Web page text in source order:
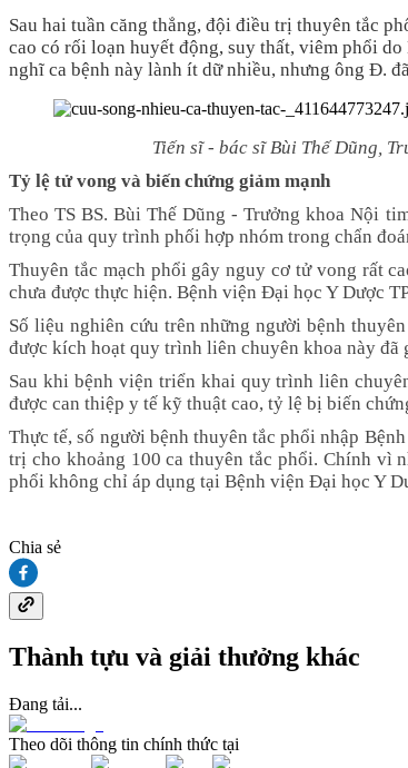
Sau hai tuần căng thẳng, đội điều trị thuyên tắc
cao có rối loạn huyết động, suy thất, viêm phổi
nghĩ ca bệnh này lành ít dữ nhiều, nhưng ông Đ.
Tiến sĩ - bác sĩ Bùi Thế Dũng,
Tỷ lệ tử vong và biến chứng giảm mạnh
Theo TS BS. Bùi Thế Dũng - Trưởng khoa Nội
trọng của quy trình phối hợp nhóm trong chẩn
Thuyên tắc mạch phổi gây nguy cơ tử vong rất
chưa được thực hiện. Bệnh viện Đại học Y Dược
Số liệu nghiên cứu trên những người bệnh
được kích hoạt quy trình liên chuyên khoa này
Sau khi bệnh viện triển khai quy trình liên
được can thiệp y tế kỹ thuật cao, tỷ lệ bị biến
Thực tế, số người bệnh thuyên tắc phổi nhập
trị cho khoảng 100 ca thuyên tắc phổi. Chính vì
phổi không chỉ áp dụng tại Bệnh viện Đại học Y
Chia sẻ
Thành tựu và giải thưởng khác
Đang tải...
Theo dõi thông tin chính thức tại